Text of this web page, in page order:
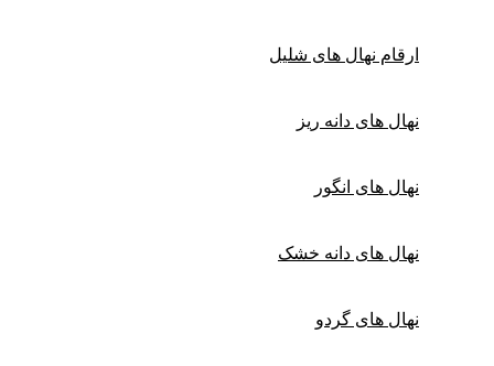
ارقام نهال های شلیل
نهال های دانه ریز
نهال های انگور
نهال های دانه خشک
نهال های گردو